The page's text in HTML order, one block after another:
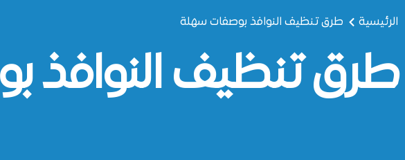
الرئيسية طرق تنظيف النوافذ بوصفات سهلة
طرق تنظيف النوافذ